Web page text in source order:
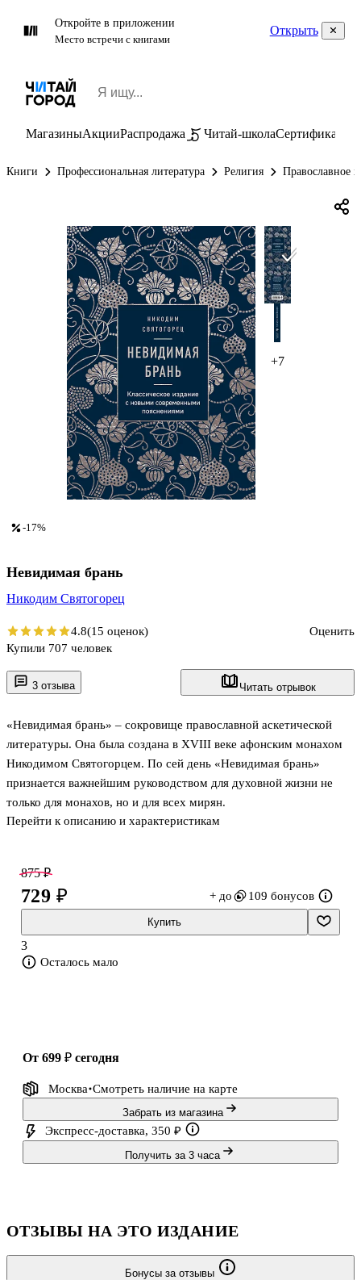
Откройте в приложении
Место встречи с книгами
Открыть
МагазиныАкцииРаспродажа Читай-школаСертификаты
Книги Профессиональная литература Религия Православное
+7
3 отзыва Читать отрывок
«Невидимая брань» – сокровище православной аскетической
литературы. Она была создана в XVIII веке афонским монахом
Никодимом Святогорцем. По сей день «Невидимая брань»
признается важнейшим руководством для духовной жизни не
только для монахов, но и для всех мирян.
В каждой главе вы найдете краткие пояснения и тезисы,
призванные облегчить чтение, изучение и запоминание. Они
помогут начинающим в вере, станут стимулом для дальнейших
размышлений и придадут читателю крепости на духовном пути.
Перейти к описанию и характеристикам
-17%
Невидимая брань
Никодим Святогорец
4.8(15 оценок)
Оценить
Купили 707 человек
875 ₽
729 ₽ + до 109 бонусов
Купить
3
Осталось мало
от 699 ₽ сегодня
Москва Смотреть наличие на карте
Забрать из магазина
Экспресс-доставка, 350 ₽
Получить за 3 часа
ОТЗЫВЫ НА ЭТО ИЗДАНИЕ
Бонусы за отзывы